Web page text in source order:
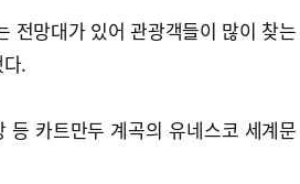
전망대가 있어 관광객들이 많이 찾는
.
등 카트만두 계곡의 유네스코 세계문